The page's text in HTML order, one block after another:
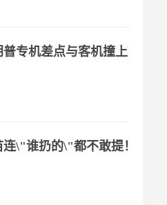
专机差点与客机撞上
\"谁扔的\"都不敢提！